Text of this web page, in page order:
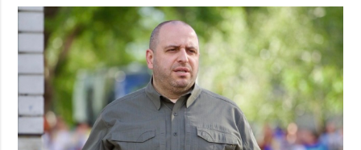
Política
Economía
Defensa
Sociedad y
Cultura
Deportes
servicios
Política de
privacidad y
protección de
datos personales